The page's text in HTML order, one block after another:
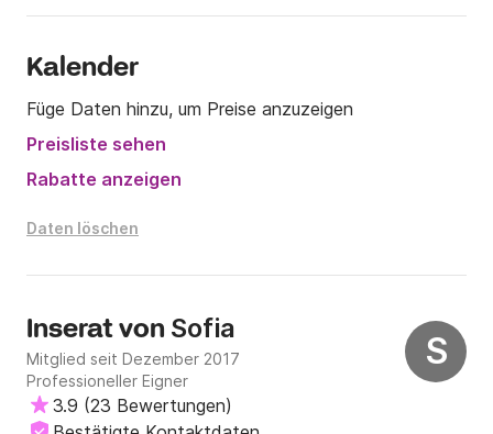
Kalender
Füge Daten hinzu, um Preise anzuzeigen
Preisliste sehen
Rabatte anzeigen
Daten löschen
S
Inserat von Sofia
Mitglied seit Dezember 2017
Professioneller Eigner
3.9 (23 Bewertungen)